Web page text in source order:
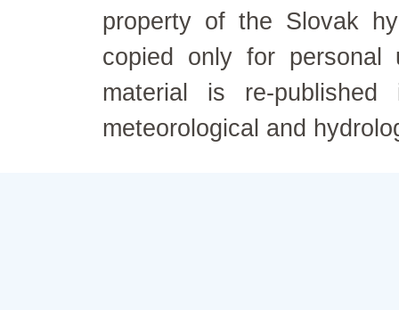
property of the Slovak
copied only for personal
material is re-
meteorological and